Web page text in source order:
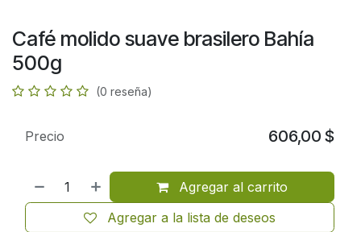
Café molido suave brasilero Bahía
500g
(0 reseña)
Agregar al carrito
Agregar a la lista de deseos
Precio 606,00 $